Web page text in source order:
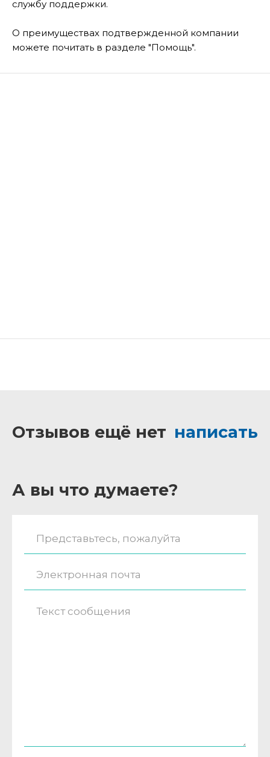
службу поддержки.
О преимуществах подтвержденной компании
можете почитать в разделе "Помощь".
Отзывов ещё нет написать
А вы что думаете?